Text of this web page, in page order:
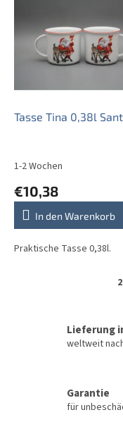
PTasse Tina 0,38l
1-2 Wochen
€10,38
In den Warenkorb
Praktische Tasse 0,38l.
2
Lieferung
weltweit
Garantie
für